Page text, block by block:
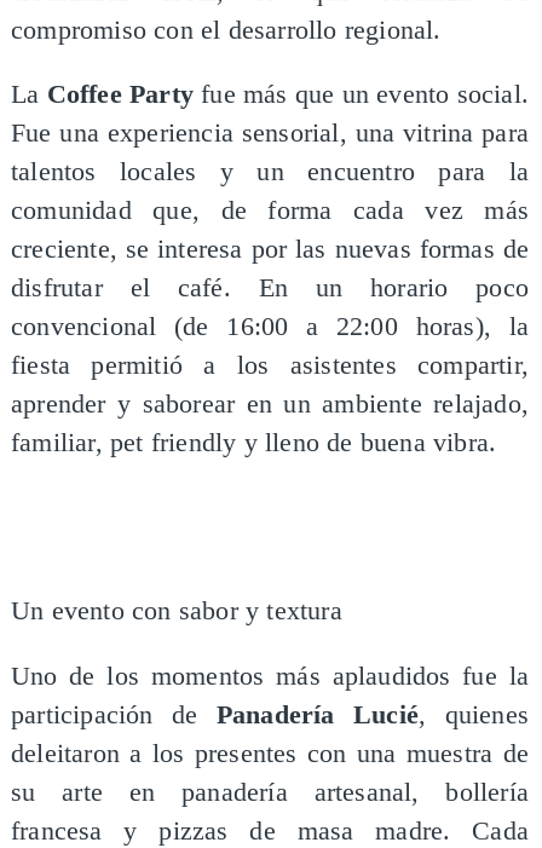
compromiso con el desarrollo regional.
La Coffee Partyfue más que un evento social.
Fue una experiencia sensorial, una vitrina para
talentos locales y un encuentro para la
comunidad que, de forma cada vez más
creciente, se interesa por las nuevas formas de
disfrutar el café. En un horario poco
convencional (de 16:00 a 22:00 horas), la
fiesta permitió a los asistentes compartir,
aprender y saborear en un ambiente relajado,
familiar, pet friendly y lleno de buena vibra.
Un evento con sabor y textura
Uno de los momentos más aplaudidos fue la
participación de Panadería Lucié, quienes
deleitaron a los presentes con una muestra de
su arte en panadería artesanal, bollería
francesa y pizzas de masa madre. Cada